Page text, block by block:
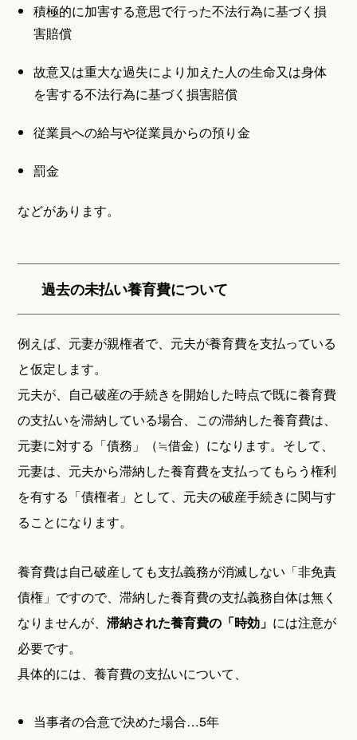
積極的に加害する意思で行った不法行為に基づく損
害賠償
故意又は重大な過失により加えた人の生命又は身体
を害する不法行為に基づく損害賠償
従業員への給与や従業員からの預り金
罰金
などがあります。
過去の未払い養育費について
例えば、元妻が親権者で、元夫が養育費を支払っている
と仮定します。
元夫が、自己破産の手続きを開始した時点で既に養育費
の支払いを滞納している場合、この滞納した養育費は、
元妻に対する「債務」（≒借金）になります。そして、
元妻は、元夫から滞納した養育費を支払ってもらう権利
を有する「債権者」として、元夫の破産手続きに関与す
ることになります。
養育費は自己破産しても支払義務が消滅しない「非免責
債権」ですので、滞納した養育費の支払義務自体は無く
なりませんが、滞納された養育費の「時効」 には注意が
必要です。
具体的には、養育費の支払いについて、
当事者の合意で決めた場合…5年